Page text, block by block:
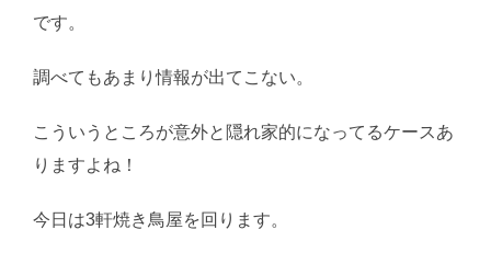
です。
調べてもあまり情報が出てこない。
こういうところが意外と隠れ家的になってるケースあ
りますよね！
今日は3軒焼き鳥屋を回ります。